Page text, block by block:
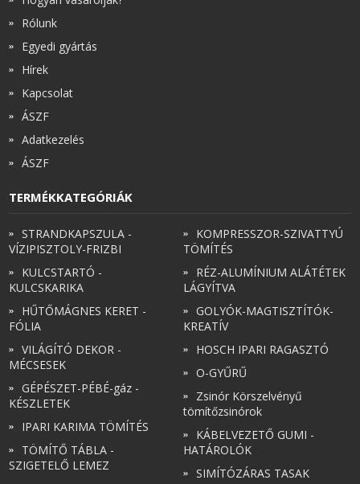
Rólunk
Egyedi gyártás
Hírek
Kapcsolat
ÁSZF
Adatkezelés
ÁSZF
TERMÉKKATEGÓRIÁK
STRANDKAPSZULA -
VÍZIPISZTOLY-FRIZBI
KULCSTARTÓ -
KULCSKARIKA
HŰTŐMÁGNES KERET -
FÓLIA
VILÁGÍTÓ DEKOR -
MÉCSESEK
GÉPÉSZET-PÉBÉ-gáz -
KÉSZLETEK
IPARI KARIMA TÖMÍTÉS
TÖMÍTŐ TÁBLA -
SZIGETELŐ LEMEZ
KOMPRESSZOR-SZIVATTYÚ
TÖMÍTÉS
RÉZ-ALUMÍNIUM ALÁTÉTEK
LÁGYÍTVA
GOLYÓK-MAGTISZTÍTÓK-
KREATÍV
HOSCH IPARI RAGASZTÓ
O-GYŰRŰ
Zsinór Körszelvényű
tömítőzsinórok
KÁBELVEZETŐ GUMI -
HATÁROLÓK
SIMÍTÓZÁRAS TASAK